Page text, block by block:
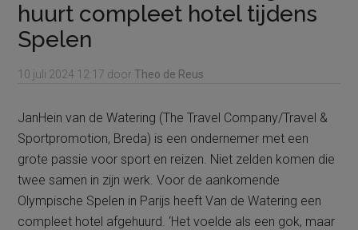
huurt compleet hotel tijdens
Spelen
10 juli 2024 12:17 door Theo de Reus
JanHein van de Watering (The Travel Company/Travel &
Sportpromotion, Breda) is een ondernemer met een
grote passie voor sport en reizen. Niet zelden komen die
twee samen in zijn werk. Voor de aankomende
Olympische Spelen in Parijs heeft Van de Watering een
compleet hotel afgehuurd. ‘Het voelde als een gok, maar